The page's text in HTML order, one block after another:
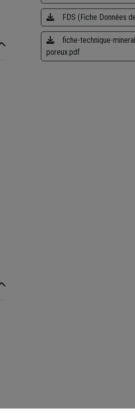
FDS (Fiche Données
fiche-technique-
poreux.pdf